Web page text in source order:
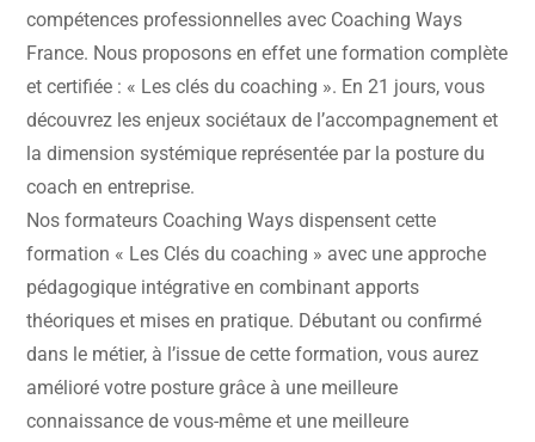
compétences professionnelles avec Coaching Ways
France. Nous proposons en effet une formation complète
et certifiée : « Les clés du coaching ». En 21 jours, vous
découvrez les enjeux sociétaux de l’accompagnement et
la dimension systémique représentée par la posture du
coach en entreprise.
Nos formateurs Coaching Ways dispensent cette
formation « Les Clés du coaching » avec une approche
pédagogique intégrative en combinant apports
théoriques et mises en pratique. Débutant ou confirmé
dans le métier, à l’issue de cette formation, vous aurez
amélioré votre posture grâce à une meilleure
connaissance de vous-même et une meilleure